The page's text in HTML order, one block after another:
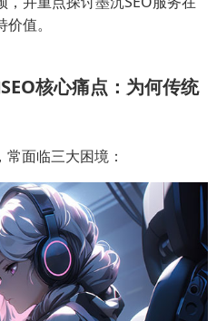
值。
核心痛点：为何传统
面临三大困境：